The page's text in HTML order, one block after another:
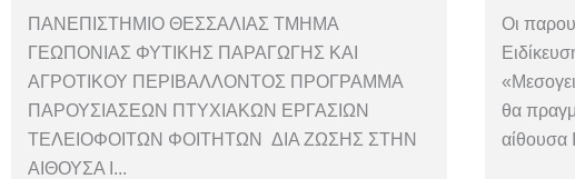
ΠΑΝΕΠΙΣΤΗΜΙΟ ΘΕΣΣΑΛΙΑΣ ΤΜΗΜΑ
ΓΕΩΠΟΝΙΑΣ ΦΥΤΙΚΗΣ ΠΑΡΑΓΩΓΗΣ ΚΑΙ
ΑΓΡΟΤΙΚΟΥ ΠΕΡΙΒΑΛΛΟΝΤΟΣ ΠΡΟΓΡΑΜΜΑ
ΠΑΡΟΥΣΙΑΣEΩΝ ΠΤΥΧΙΑΚΩΝ ΕΡΓΑΣΙΩΝ
ΤΕΛΕΙΟΦΟΙΤΩΝ ΦΟΙΤΗΤΩΝ ΔΙΑ ΖΩΣΗΣ ΣΤΗΝ
ΑΙΘΟΥΣΑ Ι...
Οι
θα
αίθουσα